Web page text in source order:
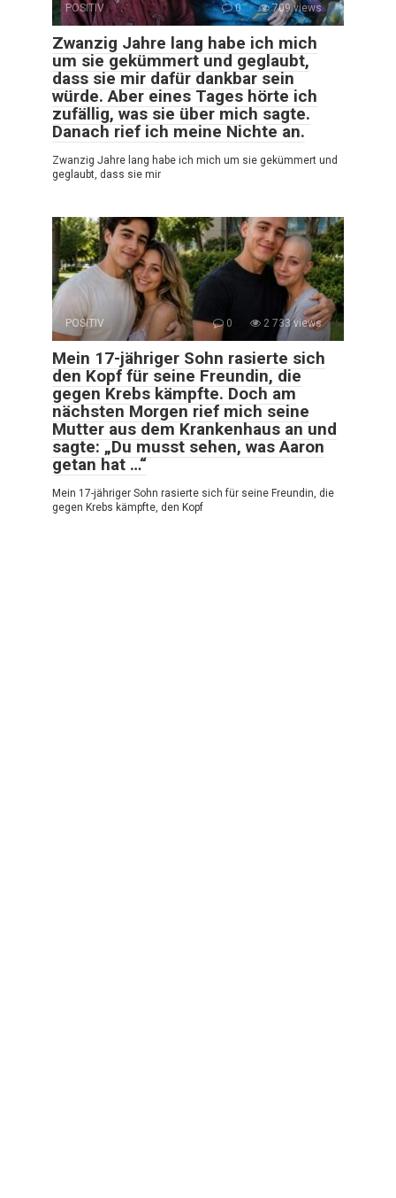
POSITIV 0 709 views
Zwanzig Jahre lang habe ich mich
um sie gekümmert und geglaubt,
dass sie mir dafür dankbar sein
würde. Aber eines Tages hörte ich
zufällig, was sie über mich sagte.
Danach rief ich meine Nichte an.
Zwanzig Jahre lang habe ich mich um sie gekümmert und
geglaubt, dass sie mir
POSITIV 0 2 733 views
Mein 17-jähriger Sohn rasierte sich
den Kopf für seine Freundin, die
gegen Krebs kämpfte. Doch am
nächsten Morgen rief mich seine
Mutter aus dem Krankenhaus an und
sagte: „Du musst sehen, was Aaron
getan hat …“
Mein 17-jähriger Sohn rasierte sich für seine Freundin, die
gegen Krebs kämpfte, den Kopf